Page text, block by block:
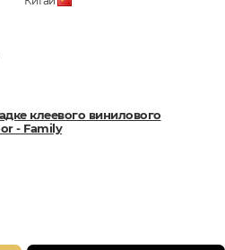
клеевого винилового
- Family